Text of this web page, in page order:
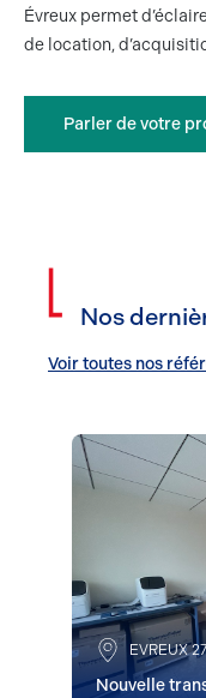
Évreux permet
de location,
Parler de votre
Nos
Voir toutes nos
EVREUX
Nouvelle